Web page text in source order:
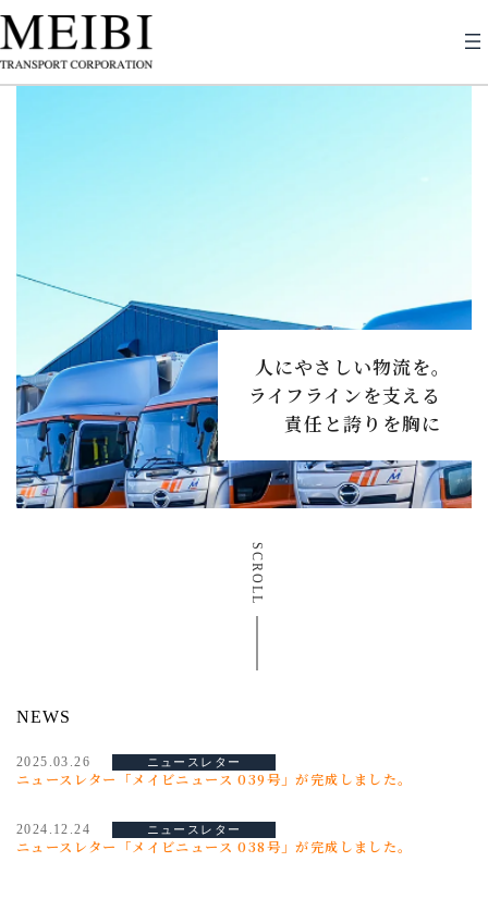
ン
テ
ン
ツ
ビ
ゲ
ー
シ
人にやさしい物流を｡
ライフラインを支える
責任と誇りを胸に
人にやさしい物流を｡
ライフラインを支える
責任と誇りを胸に
人にやさしい物流を｡
ライフラインを支える
責任と誇りを胸に
人にやさしい物流を｡
ライフラインを支える
責任と誇りを胸に
人にやさしい物流を｡
ライフラインを支える
責任と誇りを胸に
SCROLL
NEWS
2025.03.26 ニュースレター
ニュースレター「メイビニュース 039号」が完成しました。
2024.12.24 ニュースレター
ニュースレター「メイビニュース 038号」が完成しました。